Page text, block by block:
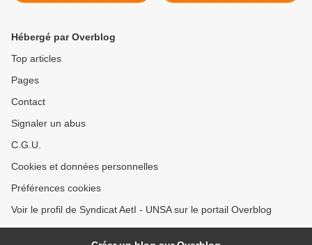
Hébergé par Overblog
Top articles
Pages
Contact
Signaler un abus
C.G.U.
Cookies et données personnelles
Préférences cookies
Voir le profil de Syndicat AetI - UNSA sur le portail Overblog